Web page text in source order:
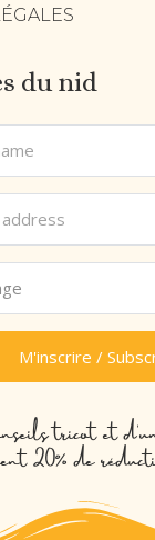
du nid
M'inscrire /
tricot et
20% de